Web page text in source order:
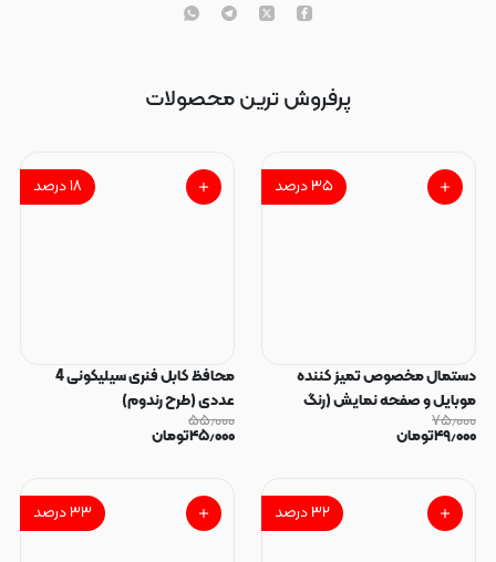
پرفروش ترین محصولات
۳۵درصد
دستمال مخصوص تمیز کننده
موبایل و صفحه نمایش (رنگ
رندوم)
۷۵٫۰۰۰
۴۹٫۰۰۰تومان
۱۸درصد
محافظ کابل فنری سیلیکونی 4
عددی (طرح رندوم)
۵۵٫۰۰۰
۴۵٫۰۰۰تومان
۳۲درصد ۳۳درصد